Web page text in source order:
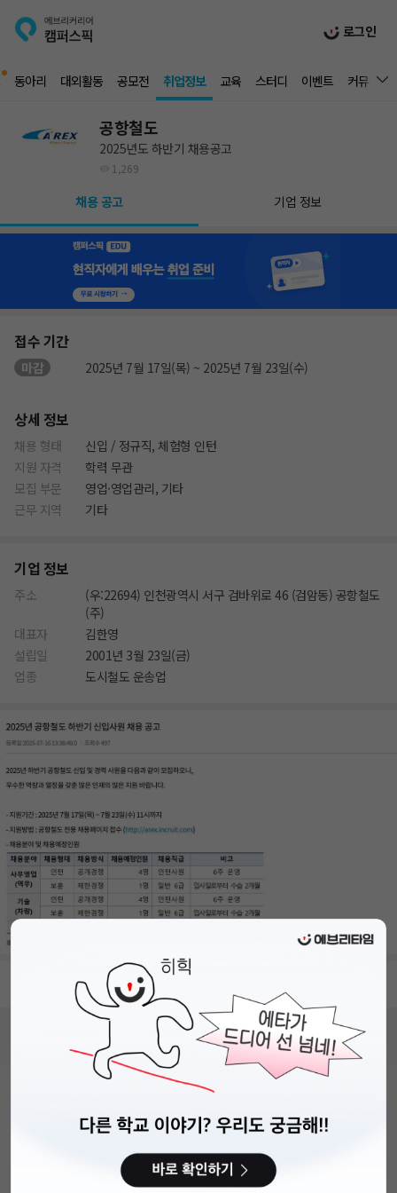
로그인
동아리 대외활동 공모전 취업정보 교육 스터디 이벤트 커뮤니티
공항철도
2025년도 하반기 채용공고
1,269
채용 공고 기업 정보
접수 기간
마감 2025년 7월 17일(목) ~ 2025년 7월 23일(수)
상세 정보
채용 형태
신입 / 정규직, 체험형 인턴
지원 자격
학력 무관
모집 부문
영업·영업관리, 기타
근무 지역
기타
기업 정보
주소
(우:22694) 인천광역시 서구 검바위로 46 (검암동) 공항철도
(주)
대표자
김한영
설립일
2001년 3월 23일(금)
업종
도시철도 운송업
- 접수 기간 : 2025.07.17~2025.07.23
서울특별시 마포구 양화로 113, 5층
사업자등록번호 : 572-87-02009
개인정보처리방침 커뮤니티이용규칙 공지사항
© 에브리커리어(캠퍼스픽)